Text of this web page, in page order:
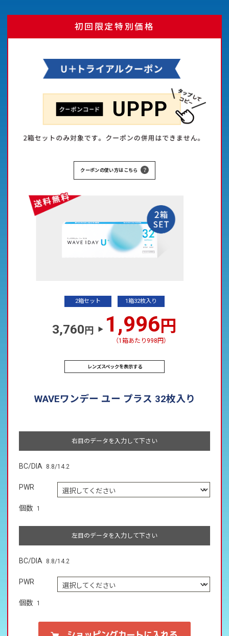
クーポンの使い方はこちら
2箱セット 1箱32枚入り
3,760 円 1,996円
（1箱あたり998円）
レンズスペックを表示する
WAVEワンデー ユー プラス 32枚入り
右目のデータを入力して下さい
BC/DIA 8.8/14.2
PWR
個数 1
左目のデータを入力して下さい
BC/DIA 8.8/14.2
PWR
個数 1